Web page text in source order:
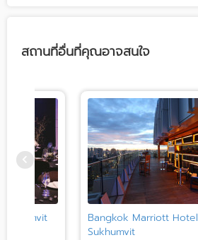
สถานที่อื่นที่คุณอาจสนใจ
Bangkok Marriott Hotel
Sukhumvit